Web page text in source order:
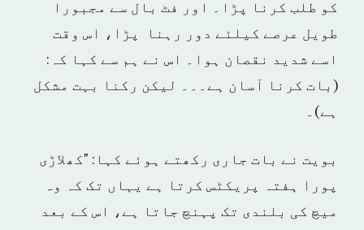
کو طلب کرنا پڑا۔ اور فٹ بال سے مجبورا
طویل عرصے کیلئے دور رہنا پڑا، اس وقت
اسے شدید نقصان ہوا۔ اس نے ہم سے کہا کہ:
(بات کرنا آسان ہے۔۔۔ لیکن رکنا بہت مشکل
ہے)۔
بویت نے بات جاری رکھتے ہوئے کہا: "کھلاڑی
پورا ہفتہ پریکٹس کرتا ہے یہاں تک کہ وہ
میچ کی بلندی تک پہنچ جاتا ہے، اس کے بعد